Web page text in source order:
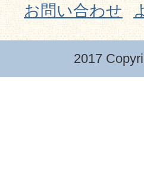
お問い合わせ
2017